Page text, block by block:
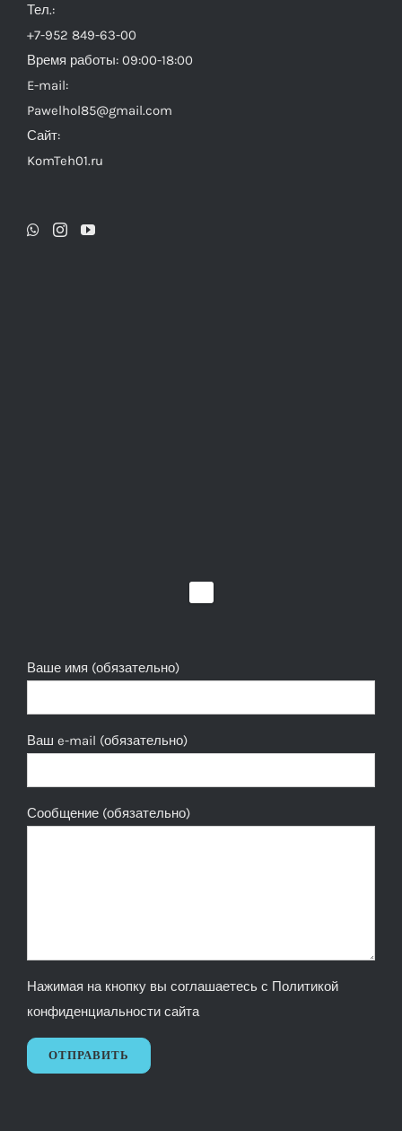
Тел.:
+7-952 849-63-00
Время работы: 09:00-18:00
E-mail:
Pawelhol85@gmail.com
Сайт:
KomTeh01.ru
Ваше имя (обязательно)
Ваш e-mail (обязательно)
Сообщение (обязательно)
Нажимая на кнопку вы соглашаетесь с Политикой
конфиденциальности сайта